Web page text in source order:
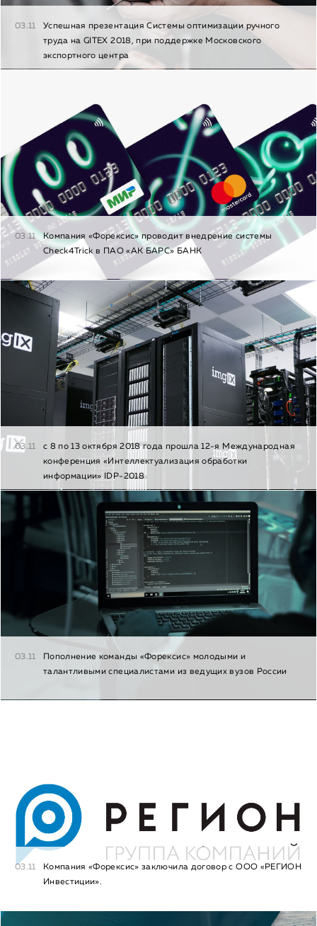
03.11
Успешная презентация Системы оптимизации ручного
труда на GITEX 2018, при поддержке Московского
экспортного центра
03.11
Компания «Форексис» проводит внедрение системы
Check4Trick в ПАО «АК БАРС» БАНК
03.11
с 8 по 13 октября 2018 года прошла 12-я Международная
конференция «Интеллектуализация обработки
информации» IDP-2018
03.11
Пополнение команды «Форексис» молодыми и
талантливыми специалистами из ведущих вузов России
03.11
Компания «Форексис» заключила договор с ООО «РЕГИОН
Инвестиции».